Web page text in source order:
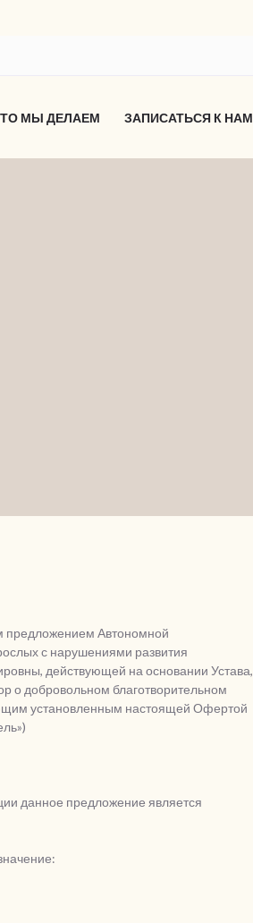
МЫ ДЕЛАЕМ ЗАПИСАТЬСЯ К НАМ
предложением Автономной
с нарушениями развития
действующей на основании Устава,
о добровольном благотворительном
установленным настоящей Офертой
данное предложение является